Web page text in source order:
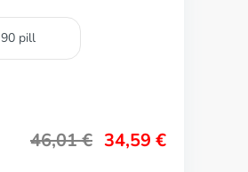
90 pill
46,01€ 34,59 €